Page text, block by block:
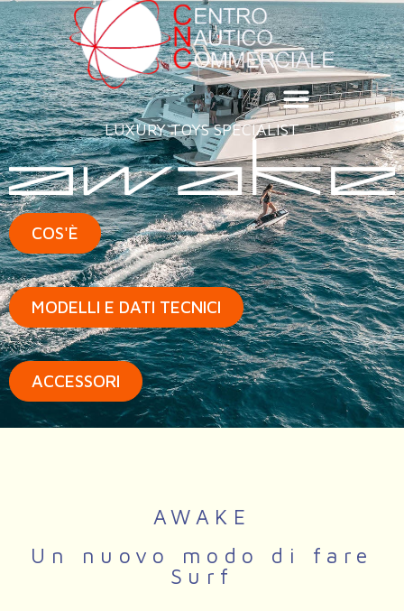
LUXURY TOYS SPECIALIST
COS'È
MODELLI E DATI TECNICI
ACCESSORI
AWAKE
Un nuovo modo di fare
Surf